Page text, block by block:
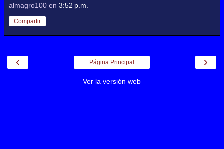
almagro100 en 3:52 p.m.
Compartir
‹ ›
Página Principal
Ver la versión web